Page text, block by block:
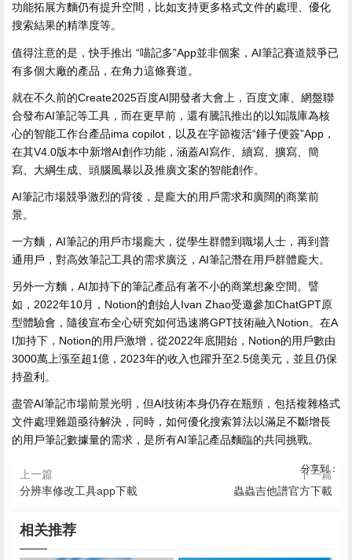
功能拓展方麵仍有提升空間，比如支持更多格式文件的處理、優化
搜索結果的精準度等。
值得注意的是，快手推出 “喵記多”App並非個案，AI筆記賽道競爭已
有多個大廠的產品，在角力這條賽道。
就在不久前的Create2025百度AI開發者大會上，百度文庫、網盤聯
合發布AI筆記等工具，而在更早前，還有騰訊推出的以知識庫為核
心的智能工作台產品ima copilot，以及在字節複活“錘子便簽”App，
在其V4.0版本中新增AI創作功能，涵蓋AI寫作、續寫、擴寫、簡
寫、大綱生成、頭腦風暴以及推廣文案的智能創作。
AI筆記市場競爭激烈的背後，是龐大的用戶需求和廣闊的商業前
景。
一方麵，AI筆記的用戶市場龐大，從學生群體到職場人士，再到普
通用戶，對高效筆記工具的需求廣泛，AI筆記潛在用戶群體龐大。
另外一方麵，AI加持下的筆記產品有著不小的商業想象空間。譬
如，2022年10月，Notion的創始人Ivan Zhao受邀參加ChatGPT原
型體驗會，隨後宣布全心研究如何迅速將GPT技術融入Notion。在A
I加持下，Notion的用戶激增，從2022年底開始，Notion的用戶數由
3000萬上漲至超1億，2023年的收入也躍升至2.5億美元，並且仍保
持盈利。
盡管AI筆記市場前景光明，但AI技術本身仍存在瓶頸，包括複雜格式
文件處理難題亟待解決，同時，如何優化搜索算法以滿足不斷增長
的用戶筆記數據量的需求，是所有AI筆記產品麵臨的共同挑戰。
分享到：
上一篇
分辨率修改工具app下載
下一篇
蟲蟲吉他譜官方下載
相关推荐